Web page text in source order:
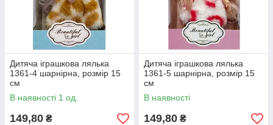
Дитяча іграшкова лялька
1361-4 шарнірна, розмір 15
см
В наявності 1 од.
149,80 ₴
Дитяча іграшкова лялька
1361-5 шарнірна, розмір 15
см
В наявності
149,80 ₴